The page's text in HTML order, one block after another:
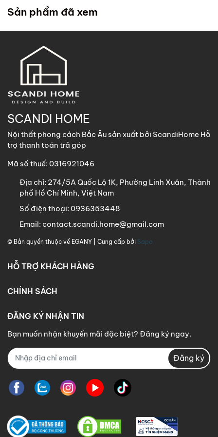
trong chính sách
nhà quý khách để hỗ trợ lắp đặt.
ScandiHomehỗ trợ vận chuyển
thước dưới 1m8 với chi phí vận chuyển khách hàng chịu
trách nhiệm toàn bộ qua các phương thức: Gửi nhà xe,
GHN, Viettel Post, Nhất Tín,…
khách hàng vui lòng nhắn tin cho ScandiHome để được hỗ
trợ nếu cần thiết.
Sản phẩm đã xem
SCANDI HOME
Nội thất phong cách Bắc Âu sản xuất bởi ScandiHome Hỗ
trợ thanh toán trả góp
Mã số thuế: 0316921046
Địa chỉ: 274/5A Quốc Lộ 1K, Phường Linh Xuân, Thành
phố Hồ Chí Minh, Việt Nam
Số điện thoại: 0936353448
Email: contact.scandi.home@gmail.com
© Bản quyền thuộc về EGANY | Cung cấp bởi Sapo
HỖ TRỢ KHÁCH HÀNG
CHÍNH SÁCH
ĐĂNG KÝ NHẬN TIN
Bạn muốn nhận khuyến mãi đặc biệt? Đăng ký ngay.
Đăng ký